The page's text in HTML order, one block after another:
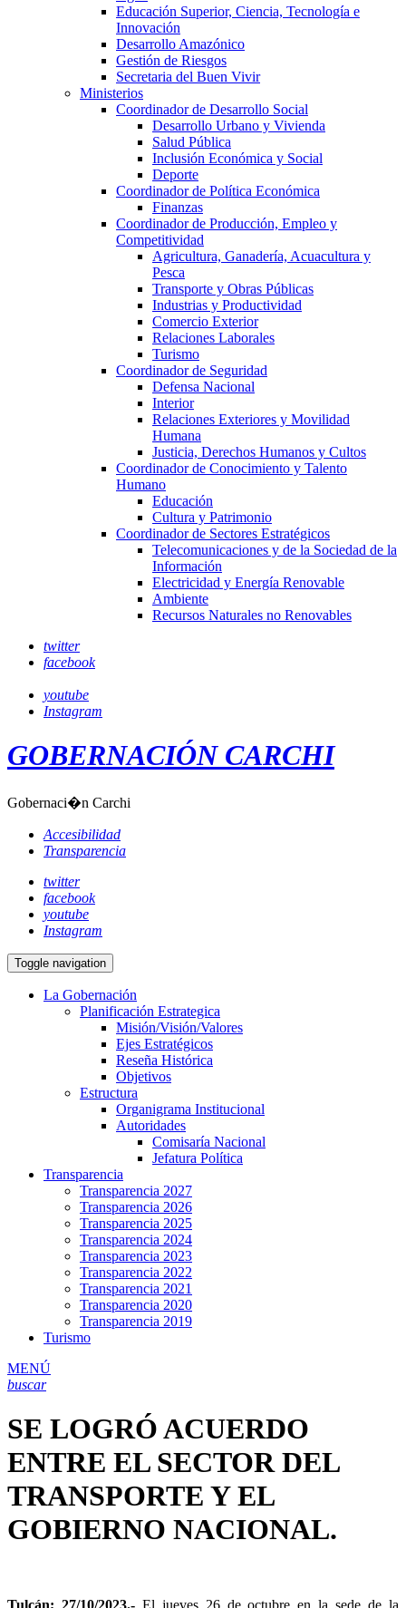
Educación Superior, Ciencia, Tecnología e
Innovación
Desarrollo Amazónico
Gestión de Riesgos
Secretaria del Buen Vivir
Ministerios
Coordinador de Desarrollo Social
Desarrollo Urbano y Vivienda
Salud Pública
Inclusión Económica y Social
Deporte
Coordinador de Política Económica
Finanzas
Coordinador de Producción, Empleo y
Competitividad
Agricultura, Ganadería, Acuacultura y
Pesca
Transporte y Obras Públicas
Industrias y Productividad
Comercio Exterior
Relaciones Laborales
Turismo
Coordinador de Seguridad
Defensa Nacional
Interior
Relaciones Exteriores y Movilidad
Humana
Justicia, Derechos Humanos y Cultos
Coordinador de Conocimiento y Talento
Humano
Educación
Cultura y Patrimonio
Coordinador de Sectores Estratégicos
Telecomunicaciones y de la Sociedad de la
Información
Electricidad y Energía Renovable
Ambiente
Recursos Naturales no Renovables
twitter
facebook
youtube
Instagram
GOBERNACIÓN CARCHI
Gobernaci�n Carchi
Accesibilidad
Transparencia
twitter
facebook
youtube
Instagram
Toggle navigation
La Gobernación
Planificación Estrategica
Misión/Visión/Valores
Ejes Estratégicos
Reseña Histórica
Objetivos
Estructura
Organigrama Institucional
Autoridades
Comisaría Nacional
Jefatura Política
Transparencia
Transparencia 2027
Transparencia 2026
Transparencia 2025
Transparencia 2024
Transparencia 2023
Transparencia 2022
Transparencia 2021
Transparencia 2020
Transparencia 2019
Turismo
MENÚ
buscar
SE LOGRÓ ACUERDO
ENTRE EL SECTOR DEL
TRANSPORTE Y EL
GOBIERNO NACIONAL.
Tulcán; 27/10/2023.-El jueves 26 de octubre en la sede de la